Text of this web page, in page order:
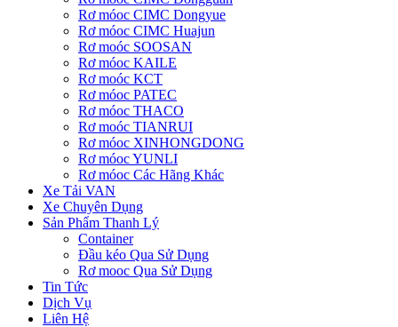
Rơ móoc CIMC Dongyue
Rơ móoc CIMC Huajun
Rơ moóc SOOSAN
Rơ móoc KAILE
Rơ moóc KCT
Rơ móoc PATEC
Rơ móoc THACO
Rơ moóc TIANRUI
Rơ móoc XINHONGDONG
Rơ móoc YUNLI
Rơ móoc Các Hãng Khác
Xe Tải VAN
Xe Chuyên Dụng
Sản Phẩm Thanh Lý
Container
Đầu kéo Qua Sử Dụng
Rơ mooc Qua Sử Dụng
Tin Tức
Dịch Vụ
Liên Hệ